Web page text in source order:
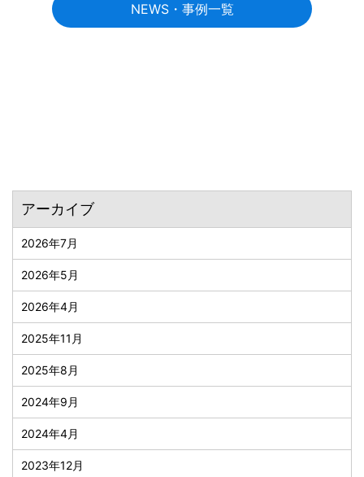
NEWS・事例一覧
アーカイブ
2026年7月
2026年5月
2026年4月
2025年11月
2025年8月
2024年9月
2024年4月
2023年12月